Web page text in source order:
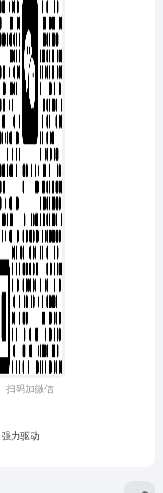
扫码加微信
强力驱动